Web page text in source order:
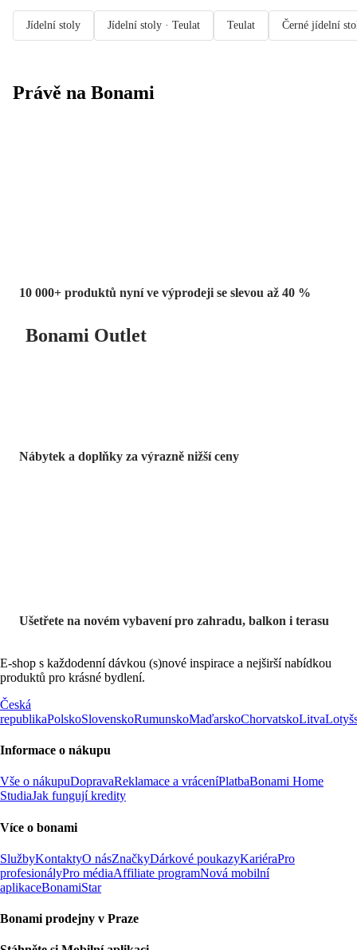
Jídelní stoly Jídelní stoly · Teulat Teulat Černé jídelní
Právě na Bonami
10 000+ produktů nyní ve výprodeji se slevou až 40 %
Bonami Outlet
Nábytek a doplňky za výrazně nižší ceny
Ušetřete na novém vybavení pro zahradu, balkon i terasu
E-shop s každodenní dávkou (s)nové inspirace a nejširší nabídkou
produktů pro krásné bydlení.
Česká
republikaPolskoSlovenskoRumunskoMaďarskoChorvatskoLitva
Informace o nákupu
Vše o nákupuDopravaReklamace a vráceníPlatbaBonami Home
StudiaJak fungují kredity
Více o bonami
SlužbyKontaktyO násZnačkyDárkové poukazyKariéraPro
profesionályPro médiaAffiliate programNová mobilní
aplikaceBonamiStar
Bonami prodejny v Praze